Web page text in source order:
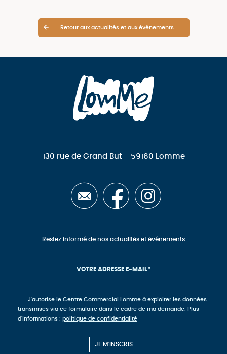
Retour aux actualités et aux événements
130 rue de Grand But - 59160 Lomme
Restez informé de nos actualités et événements
J'autorise le Centre Commercial Lomme à exploiter les données
transmises via ce formulaire dans le cadre de ma demande. Plus
d'informations : politique de confidentialité